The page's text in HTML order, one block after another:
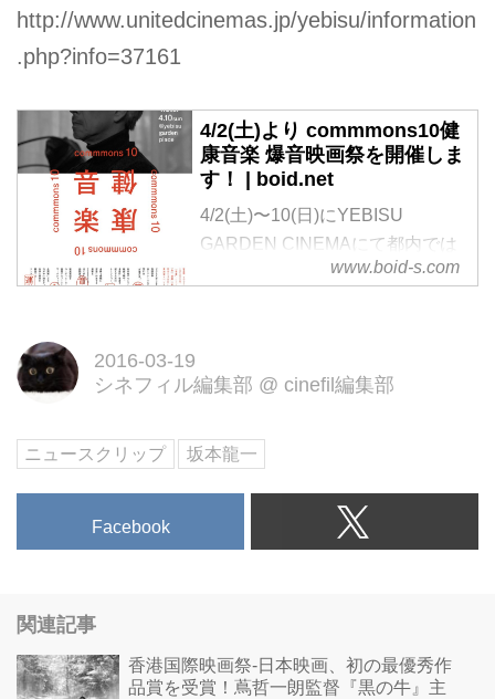
http://www.unitedcinemas.jp/yebisu/information
.php?info=37161
4/2(土)より commmons10健
康音楽 爆音映画祭を開催しま
す！ | boid.net
4/2(土)〜10(日)にYEBISU
GARDEN CINEMAにて都内では
久しぶりの爆音映画祭を開催しま
イザイン”のスピーカーで爆音上
開催を記念しての特別企画です。
７作品以外にも追加上映作品あ
りますのでお楽しみに。
http://www.bakuon-bb.net/
www.boid-s.com
2016-03-19
シネフィル編集部 @ cinefil編集部
ニュースクリップ 坂本龍一
Facebook
関連記事
香港国際映画祭-日本映画、初の最優秀作
品賞を受賞！蔦哲一朗監督『黒の牛』主